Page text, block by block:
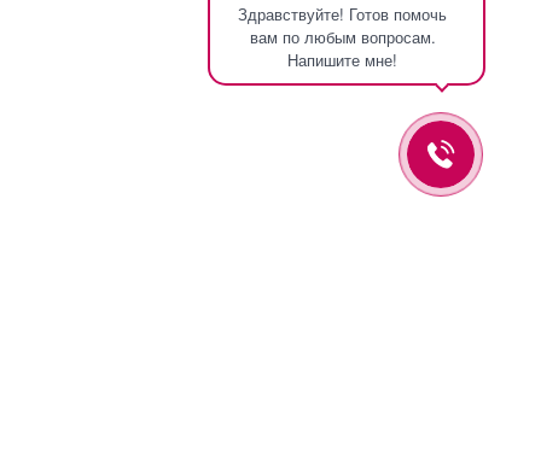
Здравствуйте! Готов помочь
вам по любым вопросам.
Напишите мне!